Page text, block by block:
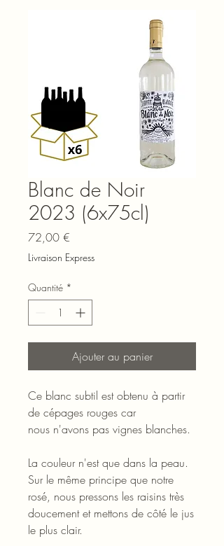
Blanc de Noir
2023 (6x75cl)
72,00 €
Livraison Express
Quantité *
Ajouter au panier
Ce blanc subtil est obtenu à partir
de cépages rouges car
nous n'avons pas vignes blanches.
La couleur n'est que dans la peau.
Sur le même principe que notre
rosé, nous pressons les raisins très
doucement et mettons de côté le jus
le plus clair.